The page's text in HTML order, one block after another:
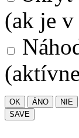
(ak je
OK ÁNO NIE
SAVE